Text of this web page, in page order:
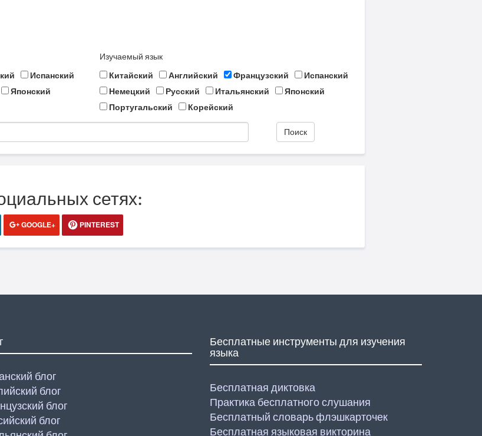
Испанский
Японский
Изучаемый язык
Китайский
Английский Французский
Испанский
Немецкий
Русский Итальянский
Японский
Португальский
Корейский
Поиск
сетях:
GOOGLE+ PINTEREST
блог
блог
блог
блог
Бесплатные инструменты для изучения
языка
Бесплатная диктовка
Практика бесплатного слушания
Бесплатный словарь флэшкарточек
Бесплатная языковая викторина